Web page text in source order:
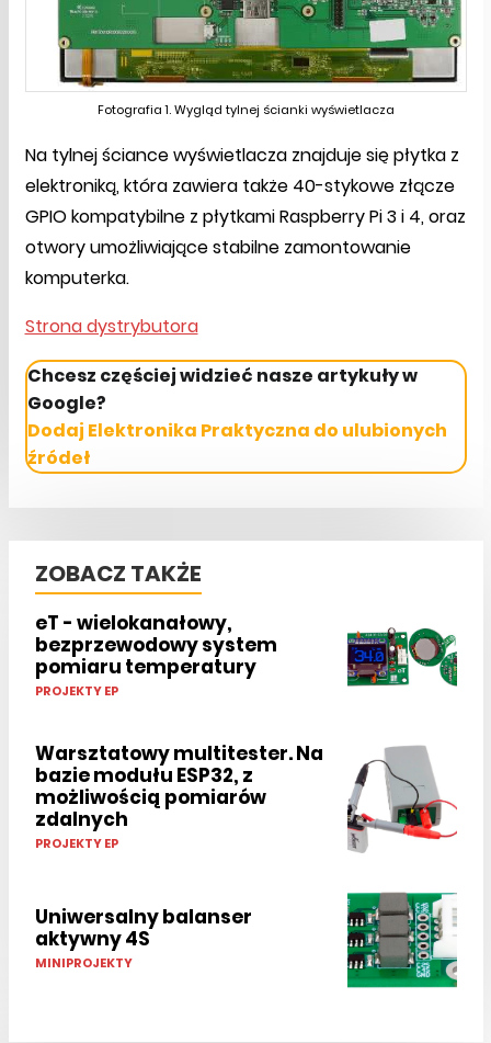
Fotografia 1. Wygląd tylnej ścianki wyświetlacza
Na tylnej ściance wyświetlacza znajduje się płytka z
elektroniką, która zawiera także 40-stykowe złącze
GPIO kompatybilne z płytkami Raspberry Pi 3 i 4, oraz
otwory umożliwiające stabilne zamontowanie
komputerka.
Strona dystrybutora
Chcesz częściej widzieć nasze artykuły w
Google?
Dodaj Elektronika Praktyczna do ulubionych
źródeł
ZOBACZ TAKŻE
eT - wielokanałowy,
bezprzewodowy system
pomiaru temperatury
PROJEKTY EP
Warsztatowy multitester. Na
bazie modułu ESP32, z
możliwością pomiarów
zdalnych
PROJEKTY EP
Uniwersalny balanser
aktywny 4S
MINIPROJEKTY